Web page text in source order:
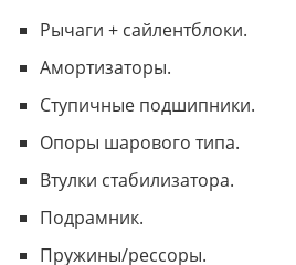
Рычаги + сайлентблоки.
Амортизаторы.
Ступичные подшипники.
Опоры шарового типа.
Втулки стабилизатора.
Подрамник.
Пружины/рессоры.